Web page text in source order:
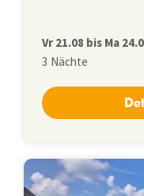
Vr 21.08 bis Ma
3 Nächte